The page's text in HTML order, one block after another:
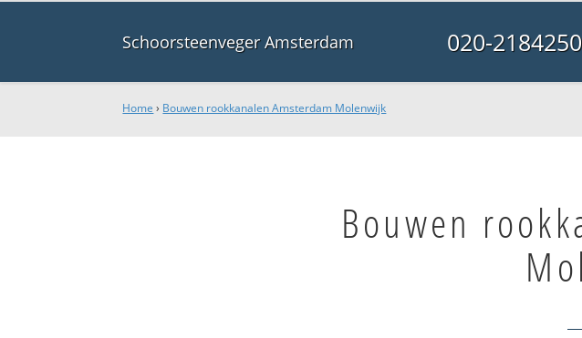
Schoorsteenveger Amsterdam 020-2184250
Home › Bouwen rookkanalen Amsterdam Molenwijk
Bouwen